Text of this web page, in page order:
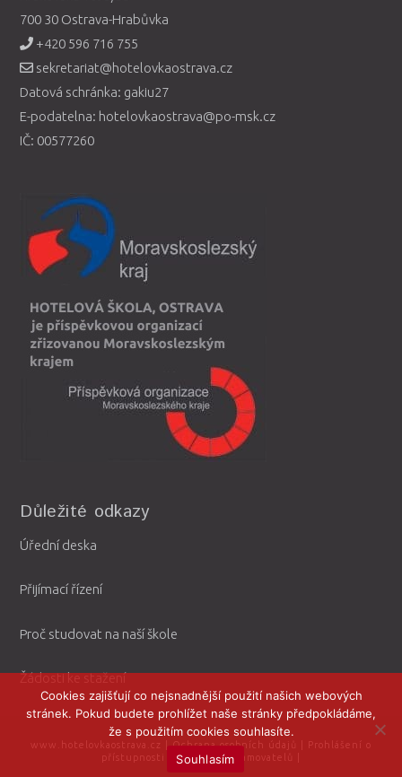
700 30 Ostrava-Hrabůvka
+420 596 716 755
sekretariat@hotelovkaostrava.cz
Datová schránka: gakiu27
E-podatelna: hotelovkaostrava@po-msk.cz
IČ: 00577260
Důležité odkazy
Úřední deska
Přijímací řízení
Proč studovat na naší škole
Žádosti ke stažení
www.hotelovkaostrava.cz |Ochrana osobních údajů
Prohlášení o
přístupnosti
Ochrana oznamovatelů
Cookies zajišťují co nejsnadnější použití našich webových
stránek. Pokud budete prohlížet naše stránky předpokládáme,
že s použitím cookies souhlasíte.
Souhlasím